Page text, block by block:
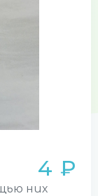
4 ₽
них